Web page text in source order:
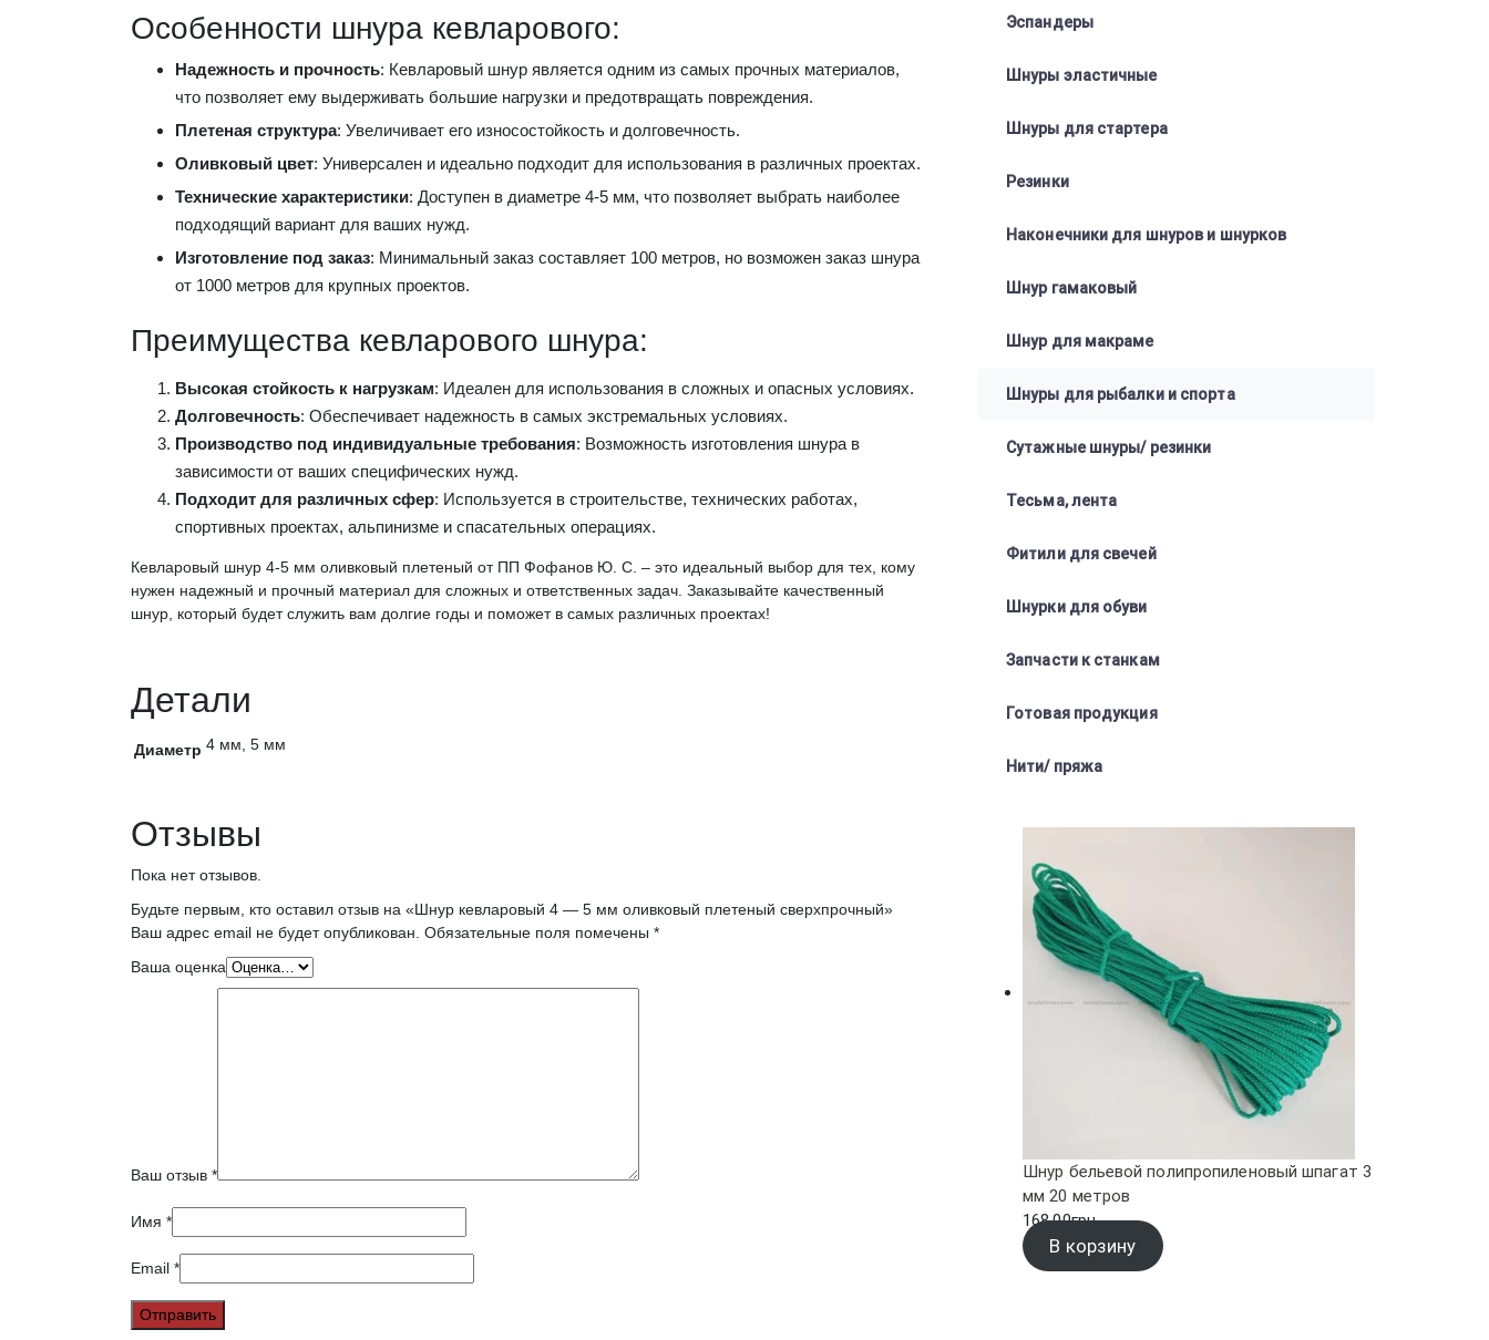
Особенности шнура кевларового:
Надежность и прочность: Кевларовый шнур является одним из самых прочных материалов,
что позволяет ему выдерживать большие нагрузки и предотвращать повреждения.
Плетеная структура: Увеличивает его износостойкость и долговечность.
Оливковый цвет: Универсален и идеально подходит для использования в различных проектах.
Технические характеристики: Доступен в диаметре 4-5 мм, что позволяет выбрать наиболее
подходящий вариант для ваших нужд.
Изготовление под заказ: Минимальный заказ составляет 100 метров, но возможен заказ шнура
от 1000 метров для крупных проектов.
Преимущества кевларового шнура:
Высокая стойкость к нагрузкам: Идеален для использования в сложных и опасных условиях.
Долговечность: Обеспечивает надежность в самых экстремальных условиях.
Производство под индивидуальные требования: Возможность изготовления шнура в
зависимости от ваших специфических нужд.
Подходит для различных сфер: Используется в строительстве, технических работах,
спортивных проектах, альпинизме и спасательных операциях.
Кевларовый шнур 4-5 мм оливковый плетеный от ПП Фофанов Ю. С. – это идеальный выбор для тех, кому
нужен надежный и прочный материал для сложных и ответственных задач. Заказывайте качественный
шнур, который будет служить вам долгие годы и поможет в самых различных проектах!
Детали
Диаметр 4 мм, 5 мм
Отзывы
Пока нет отзывов.
Будьте первым, кто оставил отзыв на «Шнур кевларовый 4 — 5 мм оливковый плетеный сверхпрочный»
Ваш адрес email не будет опубликован. Обязательные поля помечены *
Ваша оценка
Ваш отзыв *
Имя *
Email *
Эспандеры
Шнуры эластичные
Шнуры для стартера
Резинки
Наконечники для шнуров и шнурков
Шнур гамаковый
Шнур для макраме
Шнуры для рыбалки и спорта
Сутажные шнуры/ резинки
Тесьма, лента
Фитили для свечей
Шнурки для обуви
Запчасти к станкам
Готовая продукция
Нити/ пряжа
Шнур бельевой полипропиленовый шпагат 3
мм 20 метров
168.00грн.
В корзину